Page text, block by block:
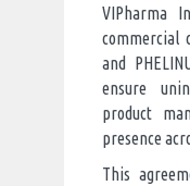
VIPharma
commercial
and
ensure
product
presence
This